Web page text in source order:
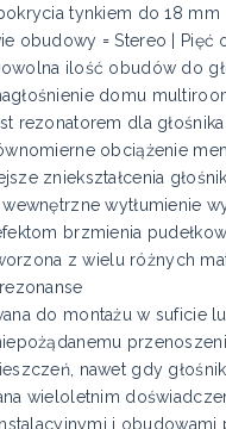
tynkiem do 18 mm
obudowy = Stereo | Pięć
ilość obudów do
domu
rezonatorem dla głośnika
obciążenie
zniekształcenia
wytłumienie
brzmienia
z wielu różnych
do montażu w suficie
nawet gdy
wieloletnim
i obudowami